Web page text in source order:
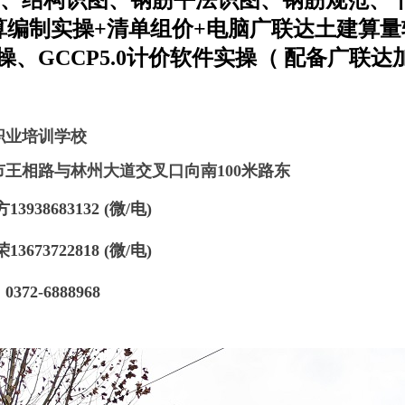
编制实操+清单组价+电脑广联达土建算
、GCCP5.0计价软件实操（ 配备广联达
业培训学校
王相路与林州大道交叉口向南100米路东
13938683132 (微/电)
13673722818 (微/电)
0372-6888968